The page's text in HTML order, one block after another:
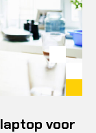
voor